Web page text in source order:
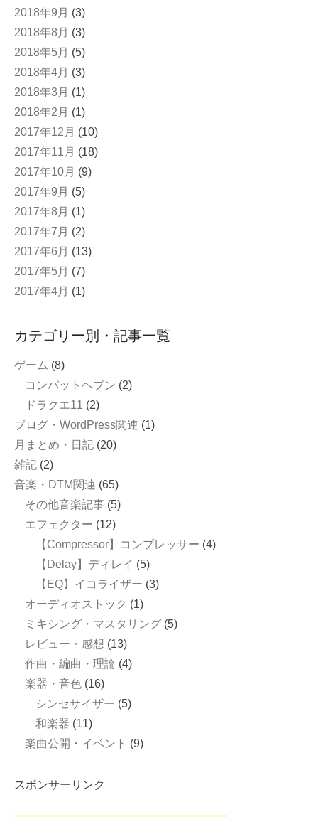
2018年9月 (3)
2018年8月 (3)
2018年5月 (5)
2018年4月 (3)
2018年3月 (1)
2018年2月 (1)
2017年12月 (10)
2017年11月 (18)
2017年10月 (9)
2017年9月 (5)
2017年8月 (1)
2017年7月 (2)
2017年6月 (13)
2017年5月 (7)
2017年4月 (1)
カテゴリー別・記事一覧
ゲーム (8)
コンバットヘブン (2)
ドラクエ11 (2)
ブログ・WordPress関連 (1)
月まとめ・日記 (20)
雑記 (2)
音楽・DTM関連 (65)
その他音楽記事 (5)
エフェクター (12)
【Compressor】コンプレッサー (4)
【Delay】ディレイ (5)
【EQ】イコライザー (3)
オーディオストック (1)
ミキシング・マスタリング (5)
レビュー・感想 (13)
作曲・編曲・理論 (4)
楽器・音色 (16)
シンセサイザー (5)
和楽器 (11)
楽曲公開・イベント (9)
スポンサーリンク